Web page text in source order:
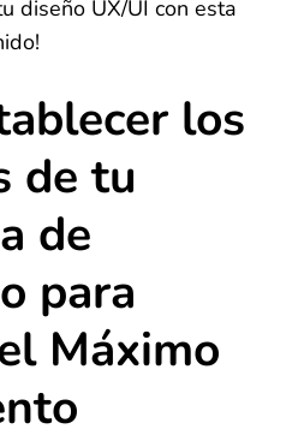
diseño UX/UI con esta
los
de tu
de
para
Máximo